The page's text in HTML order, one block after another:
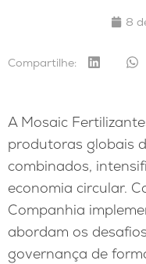
8
Compartilhe:
A Mosaic
produtoras globais
combinados,
economia circular.
Companhia
abordam os
governança de